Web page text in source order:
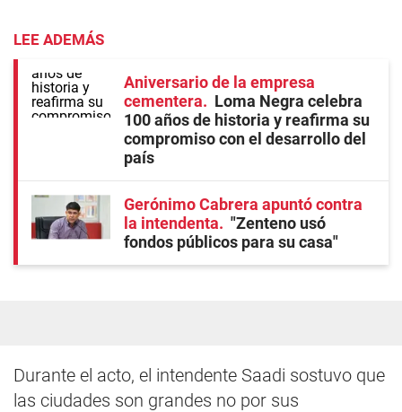
LEE ADEMÁS
Aniversario de la empresa
cementera
Loma Negra celebra
100 años de historia y reafirma su
compromiso con el desarrollo del
país
Gerónimo Cabrera apuntó contra
la intendenta
"Zenteno usó
fondos públicos para su casa"
Durante el acto, el intendente Saadi sostuvo que
las ciudades son grandes no por sus